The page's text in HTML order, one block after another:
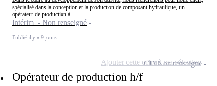
spécialisé dans la conception et la production de composant hydraulique, un
opérateur de production à...
Intérim - Non renseigné
Publié il y a 9 jours
Opérateur de production h/f
CDINon renseigné
Ajouter cette offre à ma sélection